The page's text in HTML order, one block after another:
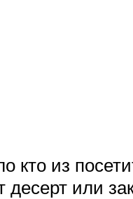
кто из
или